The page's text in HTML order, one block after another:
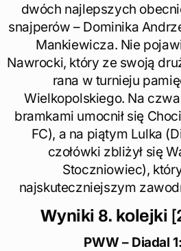
dwóch najlepszych
snajperów – Dominika
Mankiewicza. Nie
Nawrocki, który ze swoją
rana w turnieju
Wielkopolskiego. Na
bramkami umocnił się
FC), a na piątym Lulka
czołówki zbliżył się
Stoczniowiec),
najskuteczniejszym
Wyniki 8. kolejki
PWW – Diadal